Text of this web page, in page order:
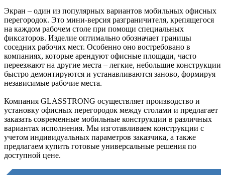
Экран – один из популярных вариантов мобильных офисных
перегородок. Это мини-версия разграничителя, крепящегося
на каждом рабочем столе при помощи специальных
фиксаторов. Изделие оптимально обозначает границы
соседних рабочих мест. Особенно оно востребовано в
компаниях, которые арендуют офисные площади, часто
переезжают на другие места – легкие, небольшие конструкции
быстро демонтируются и устанавливаются заново, формируя
независимые рабочие места.
Компания GLASSTRONG осуществляет производство и
установку офисных перегородок между столами и предлагает
заказать современные мобильные конструкции в различных
вариантах исполнения. Мы изготавливаем конструкции с
учетом индивидуальных параметров заказчика, а также
предлагаем купить готовые универсальные решения по
доступной цене.